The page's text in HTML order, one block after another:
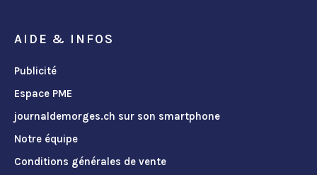
AIDE & INFOS
Publicité
Espace PME
journaldemorges.ch sur son smartphone
Notre équipe
Conditions générales de vente